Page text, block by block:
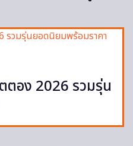
ตอง 2026 รวมรุ่น